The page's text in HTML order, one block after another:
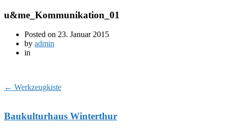
u&me_Kommunikation_01
Posted on 23. Januar 2015
by admin
in
← Werkzeugkiste
Baukulturhaus Winterthur